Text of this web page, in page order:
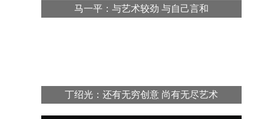
马一平：与艺术较劲 与自己言和
丁绍光：还有无穷创意 尚有无尽艺术